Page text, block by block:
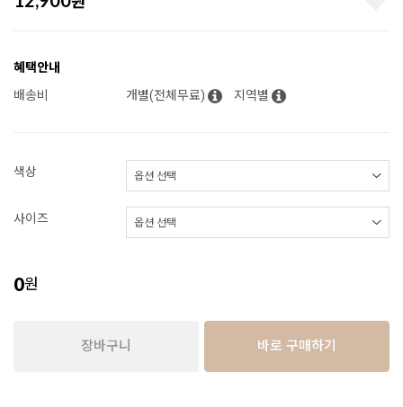
혜택안내
배송비
개별(전체무료) 지역별
색상
사이즈
0원
장바구니 바로 구매하기